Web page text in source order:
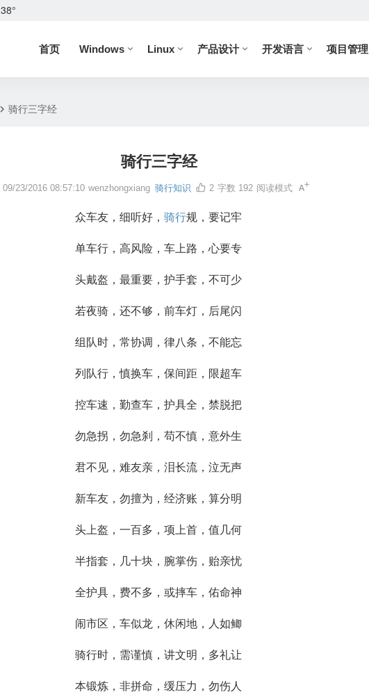
38°
首页 Windows Linux 产品设计 开发语言 项目管理
骑行三字经
骑行三字经
09/23/2016 08:57:10 wenzhongxiang 骑行知识 2 字数 192 阅读模式
众车友，细听好，骑行规，要记牢
单车行，高风险，车上路，心要专
头戴盔，最重要，护手套，不可少
若夜骑，还不够，前车灯，后尾闪
组队时，常协调，律八条，不能忘
列队行，慎换车，保间距，限超车
控车速，勤查车，护具全，禁脱把
勿急拐，勿急刹，苟不慎，意外生
君不见，难友亲，泪长流，泣无声
新车友，勿擅为，经济账，算分明
头上盔，一百多，项上首，值几何
半指套，几十块，腕掌伤，贻亲忧
全护具，费不多，或摔车，佑命神
闹市区，车似龙，休闲地，人如鲫
骑行时，需谨慎，讲文明，多礼让
本锻炼，非拼命，缓压力，勿伤人